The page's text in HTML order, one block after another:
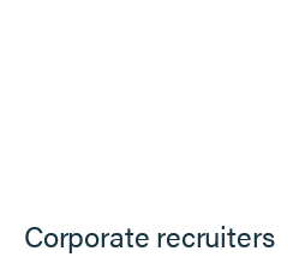
Corporate recruiters